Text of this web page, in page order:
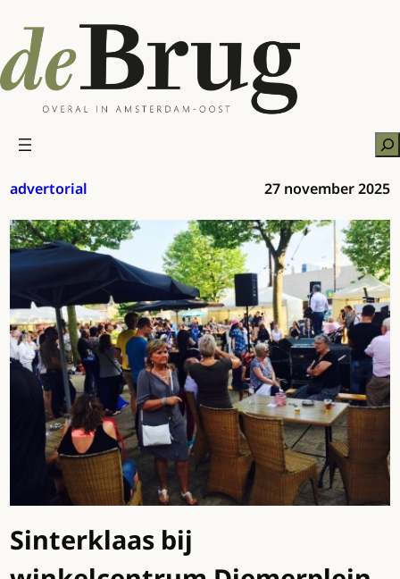
naar
de
inhoud
advertorial 27 november 2025
Sinterklaas bij